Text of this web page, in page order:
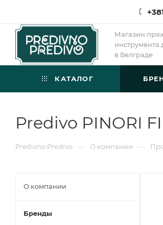
Магазин
инструмента
в Белграде
КАТАЛОГ
Predivo PINORI
Predivno Predivo — О компании —
О компании
Бренды